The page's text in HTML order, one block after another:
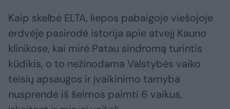
Kaip skelbė ELTA, liepos pabaigoje viešojoje
erdvėje pasirodė istorija apie atvejį Kauno
klinikose, kai mirė Patau sindromą turintis
kūdikis, o to nežinodama Valstybės vaiko
teisių apsaugos ir įvaikinimo tarnyba
nusprendė iš šeimos paimti 6 vaikus,